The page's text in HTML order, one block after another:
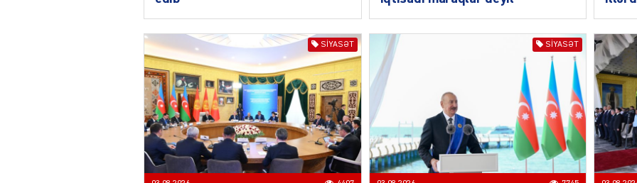
SIYASƏT SIYASƏT